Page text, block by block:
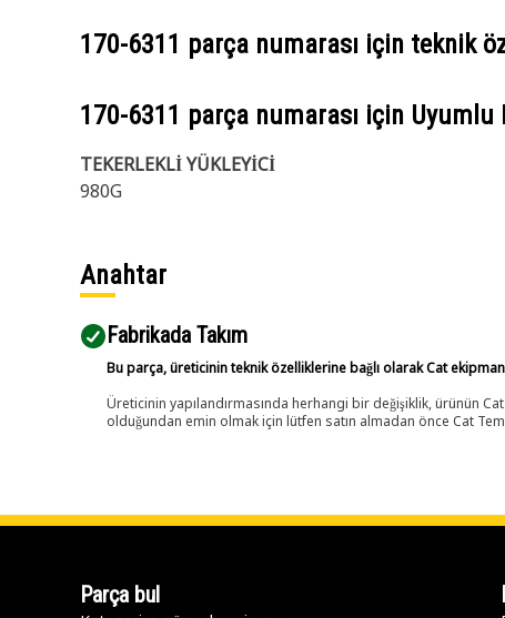
170-6311 parça numarası için teknik
170-6311 parça numarası için Uyumlu
TEKERLEKLİ YÜKLEYİCİ
980G
Anahtar
Fabrikada Takım
Bu parça, üreticinin teknik özelliklerine bağlı olarak Cat
Üreticinin yapılandırmasında herhangi bir değişiklik, ürünün
olduğundan emin olmak için lütfen satın almadan önce Cat
Parça bul